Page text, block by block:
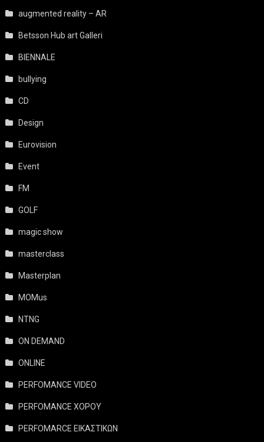
augmented reality – AR
Betsson Hub art Galleri
BIENNALE
bullying
CD
Design
Eurovision
Event
FM
GOLF
magic show
masterclass
Masterplan
MOMus
NTNG
ON DEMAND
ONLINE
PERFOMANCE VIDEO
PERFOMANCE ΧΟΡΟΥ
PERFOMARCE ΕΙΚΑΣΤΙΚΩΝ